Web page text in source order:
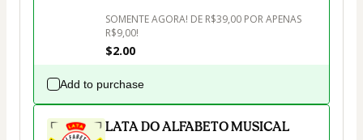
SOMENTE AGORA! DE R$39,00 POR APENAS
R$9,00!
$2.00
Add to purchase
LATA DO ALFABETO MUSICAL